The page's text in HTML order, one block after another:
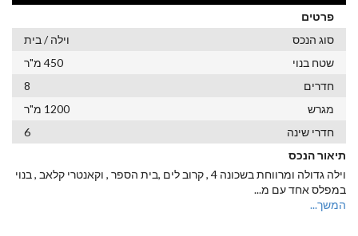
פרטים
סוג הנכס
וילה / בית
שטח בנוי
450 מ"ר
חדרים
8
מגרש
1200 מ"ר
חדרי שינה
6
תיאור הנכס
וילה גדולה ומרווחת בשכונה 4 , קרוב לים ,בית הספר , וקאנטרי קלאב , בנוי
במפלס אחד עם מ...
המשך...